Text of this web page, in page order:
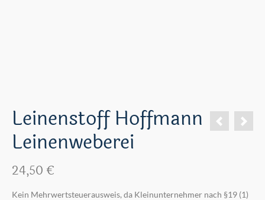
Leinenstoff Hoffmann
Leinenweberei
24,50 €
Kein Mehrwertsteuerausweis, da Kleinunternehmer nach §19 (1)